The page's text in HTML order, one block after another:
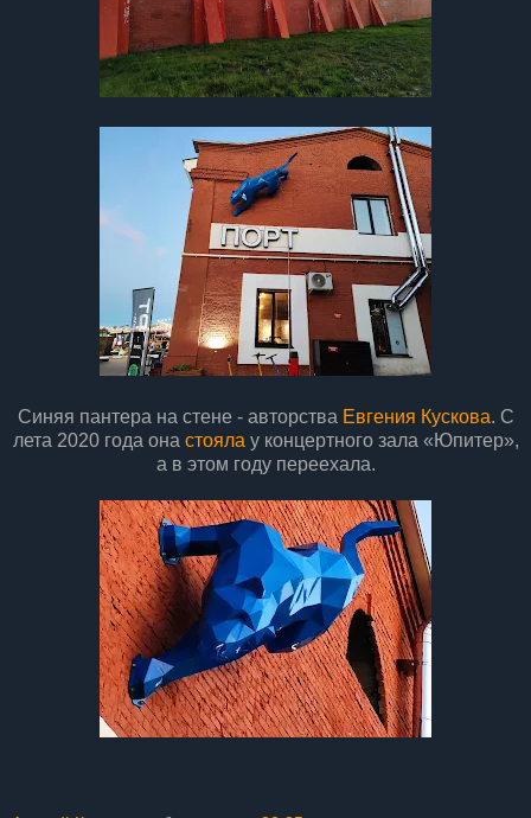
Синяя пантера на стене - авторства Евгения Кускова. С
лета 2020 года она стояла у концертного зала «Юпитер»,
а в этом году переехала.